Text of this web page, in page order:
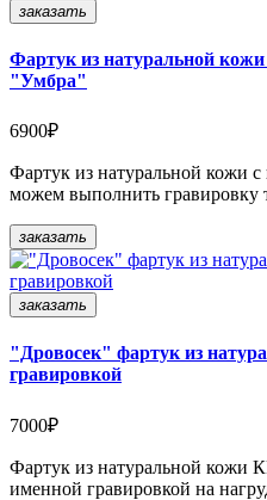
заказать
Фартук из натуральной
"Умбра"
6900₽
Фартук из натуральной кожи
можем выполнить гравировку
заказать
заказать
"Дровосек" фартук из
гравировкой
7000₽
Фартук из натуральной кожи
именной гравировкой на